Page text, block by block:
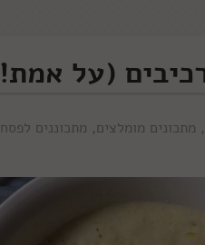
, מתכונים מומלצים, מתכוננים לפסח